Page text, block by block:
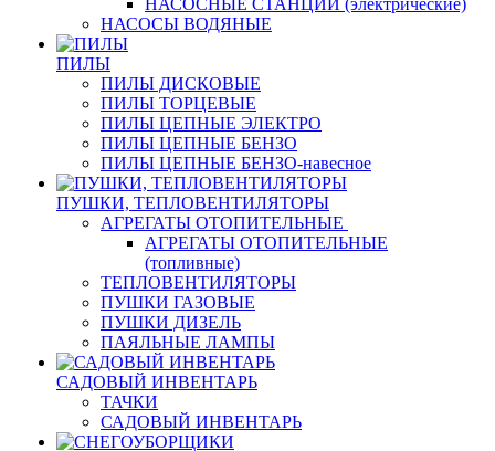
НАСОСНЫЕ СТАНЦИИ (электрические)
НАСОСЫ ВОДЯНЫЕ
ПИЛЫ
ПИЛЫ ДИСКОВЫЕ
ПИЛЫ ТОРЦЕВЫЕ
ПИЛЫ ЦЕПНЫЕ ЭЛЕКТРО
ПИЛЫ ЦЕПНЫЕ БЕНЗО
ПИЛЫ ЦЕПНЫЕ БЕНЗО-навесное
ПУШКИ, ТЕПЛОВЕНТИЛЯТОРЫ
АГРЕГАТЫ ОТОПИТЕЛЬНЫЕ
АГРЕГАТЫ ОТОПИТЕЛЬНЫЕ
(топливные)
ТЕПЛОВЕНТИЛЯТОРЫ
ПУШКИ ГАЗОВЫЕ
ПУШКИ ДИЗЕЛЬ
ПАЯЛЬНЫЕ ЛАМПЫ
САДОВЫЙ ИНВЕНТАРЬ
ТАЧКИ
САДОВЫЙ ИНВЕНТАРЬ